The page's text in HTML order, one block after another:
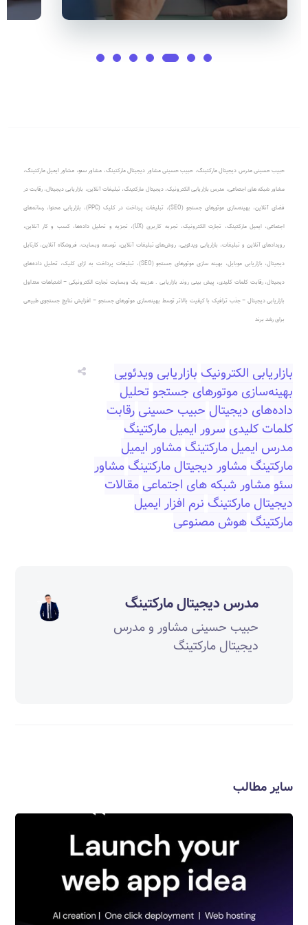
حبیب حسینی مدرس دیجیتال مارکتینگ، حبیب حسینی مشاور دیجیتال مارکتینگ، مشاور سئو، مشاور ایمیل مارکتینگ،
مشاور شبکه های اجتماعی، مدرس بازاریابی الکترونیک،دیجیتال مارکتینگ، تبلیغات آنلاین، بازاریابی دیجیتال، رقابت در
فضای آنلاین، بهینه‌سازی موتورهای جستجو (SEO) ، تبلیغات پرداخت در کلیک (PPC) ، بازاریابی محتوا، رسانه‌های
اجتماعی، ایمیل مارکتینگ، تجارت الکترونیک، تجربه کاربری (UX)، تجزیه و تحلیل داده‌ها، کسب و کار آنلاین،
رویدادهای آنلاین و تبلیغات، بازاریابی ویدئویی، روش‌های تبلیغات آنلاین، توسعه وبسایت، فروشگاه آنلاین، کارتابل
دیجیتال، بازاریابی موبایل، بهینه سازی موتورهای جستجو (SEO)، تبلیغات پرداخت به ازای کلیک، تحلیل داده‌های
دیجیتال، رقابت کلمات کلیدی، پیش بینی روند بازاریابی . هزینه یک وبسایت تجارت الکترونیکی – اشتباهات متداول
بازاریابی دیجیتال – جذب ترافیک با کیفیت بالاتر توسط بهینه‌سازی موتورهای جستجو – افزایش نتایج جستجوی طبیعی
برای رشد برند
بازاریابی الکترونیک بازاریابی ویدئویی
بهینه‌سازی موتورهای جستجو تحلیل
داده‌های دیجیتال حبیب حسینی رقابت
کلمات کلیدی سرور ایمیل مارکتینگ
مدرس ایمیل مارکتینگ مشاور ایمیل
مارکتینگ مشاور دیجیتال مارکتینگ مشاور
سئو مشاور شبکه های اجتماعی مقالات
دیجیتال مارکتینگ نرم افزار ایمیل
مارکتینگ هوش مصنوعی‎‎
مدرس دیجیتال مارکتینگ
حبیب حسینی مشاور و مدرس
دیجیتال مارکتینگ
سایر مطالب